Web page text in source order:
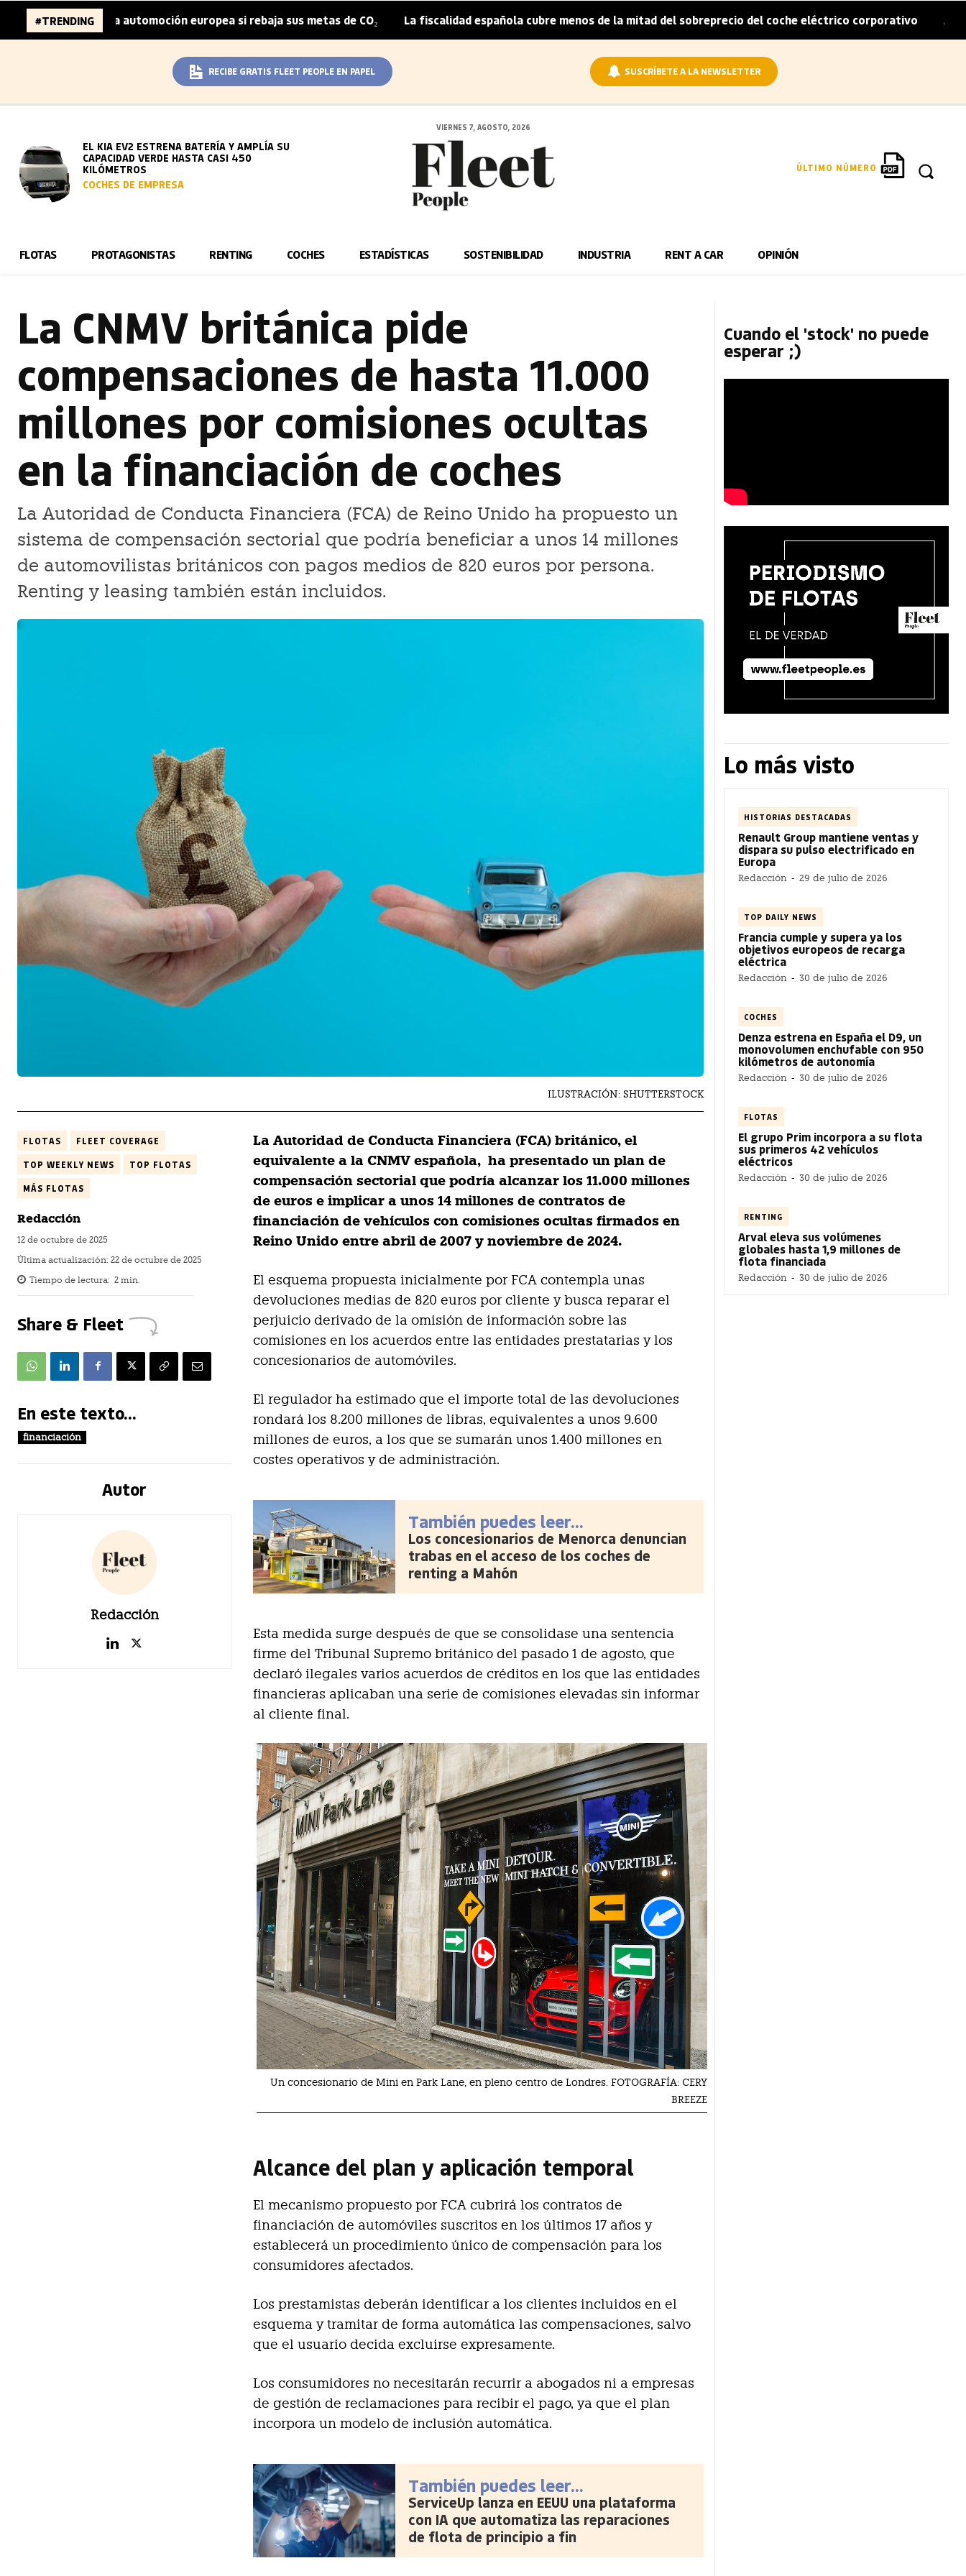
#TRENDING
de la automoción europea si rebaja sus metas de CO₂ | La fiscalidad española cubre menos de la mitad del sobreprecio del coche eléctrico corporativo | Arval
RECIBE GRATIS FLEET PEOPLE EN PAPEL SUSCRÍBETE A LA NEWSLETTER
EL KIA EV2 ESTRENA BATERÍA Y AMPLÍA SU
CAPACIDAD VERDE HASTA CASI 450
KILÓMETROS
COCHES DE EMPRESA
VIERNES 7, AGOSTO, 2026
ÚLTIMO NÚMERO
FLOTAS PROTAGONISTAS RENTING COCHES ESTADÍSTICAS SOSTENIBILIDAD INDUSTRIA RENT A CAR OPINIÓN
La CNMV británica pide
compensaciones de hasta 11.000
millones por comisiones ocultas
en la financiación de coches
La Autoridad de Conducta Financiera (FCA) de Reino Unido ha propuesto un
sistema de compensación sectorial que podría beneficiar a unos 14 millones
de automovilistas británicos con pagos medios de 820 euros por persona.
Renting y leasing también están incluidos.
ILUSTRACIÓN: SHUTTERSTOCK
FLOTAS FLEET COVERAGE
TOP WEEKLY NEWS TOP FLOTAS
MÁS FLOTAS
Redacción
12 de octubre de 2025
Última actualización: 22 de octubre de 2025
Tiempo de lectura: 2 min.
Share & Fleet
En este texto...
financiación
Autor
Redacción
La Autoridad de Conducta Financiera (FCA) británico, el
equivalente a la CNMV española, ha presentado un plan de
compensación sectorial que podría alcanzar los 11.000 millones
de euros e implicar a unos 14 millones de contratos de
financiación de vehículos con comisiones ocultas firmados en
Reino Unido entre abril de 2007 y noviembre de 2024.
El esquema propuesta inicialmente por FCA contempla unas
devoluciones medias de 820 euros por cliente y busca reparar el
perjuicio derivado de la omisión de información sobre las
comisiones en los acuerdos entre las entidades prestatarias y los
concesionarios de automóviles.
El regulador ha estimado que el importe total de las devoluciones
rondará los 8.200 millones de libras, equivalentes a unos 9.600
millones de euros, a los que se sumarán unos 1.400 millones en
costes operativos y de administración.
También puedes leer...
Los concesionarios de Menorca denuncian
trabas en el acceso de los coches de
renting a Mahón
Esta medida surge después de que se consolidase una sentencia
firme del Tribunal Supremo británico del pasado 1 de agosto, que
declaró ilegales varios acuerdos de créditos en los que las entidades
financieras aplicaban una serie de comisiones elevadas sin informar
al cliente final.
Un concesionario de Mini en Park Lane, en pleno centro de Londres. FOTOGRAFÍA: CERY
BREEZE
Alcance del plan y aplicación temporal
El mecanismo propuesto por FCA cubrirá los contratos de
financiación de automóviles suscritos en los últimos 17 años y
establecerá un procedimiento único de compensación para los
consumidores afectados.
Los prestamistas deberán identificar a los clientes incluidos en el
esquema y tramitar de forma automática las compensaciones, salvo
que el usuario decida excluirse expresamente.
Los consumidores no necesitarán recurrir a abogados ni a empresas
de gestión de reclamaciones para recibir el pago, ya que el plan
incorpora un modelo de inclusión automática.
También puedes leer...
ServiceUp lanza en EEUU una plataforma
con IA que automatiza las reparaciones
de flota de principio a fin
Cuando el 'stock' no puede
esperar ;)
Lo más visto
HISTORIAS DESTACADAS
Renault Group mantiene ventas y
dispara su pulso electrificado en
Europa
Redacción - 29 de julio de 2026
TOP DAILY NEWS
Francia cumple y supera ya los
objetivos europeos de recarga
eléctrica
Redacción - 30 de julio de 2026
COCHES
Denza estrena en España el D9, un
monovolumen enchufable con 950
kilómetros de autonomía
Redacción - 30 de julio de 2026
FLOTAS
El grupo Prim incorpora a su flota
sus primeros 42 vehículos
eléctricos
Redacción - 30 de julio de 2026
RENTING
Arval eleva sus volúmenes
globales hasta 1,9 millones de
flota financiada
Redacción - 30 de julio de 2026